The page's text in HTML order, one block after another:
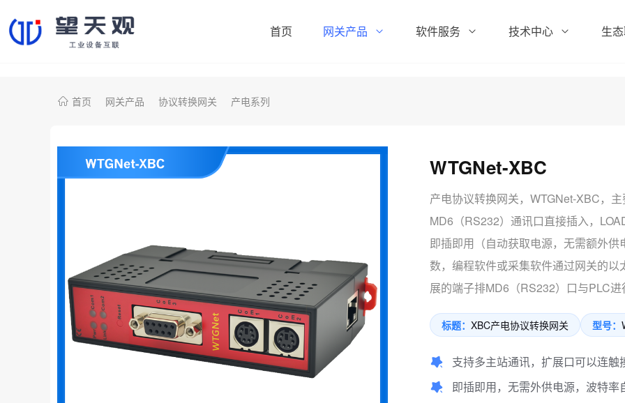
首页 网关产品
机床采集网关
软件服务 技术中心 生
外资项目
共享集团
首页 网关产品 协议转换网关 产电系列
WTGNet-XBC
产电协议转换网关，WTGNet-XBC，
MD6（RS232）通讯口直接插入，
即插即用（自动获取电源，无需额外
数，编程软件或采集软件通过网关的
展的端子排MD6（RS232）口与PLC
标题：XBC产电协议转换网关 型号：
支持多主站通讯，扩展口可以连触
即插即用，无需外供电源，波特率